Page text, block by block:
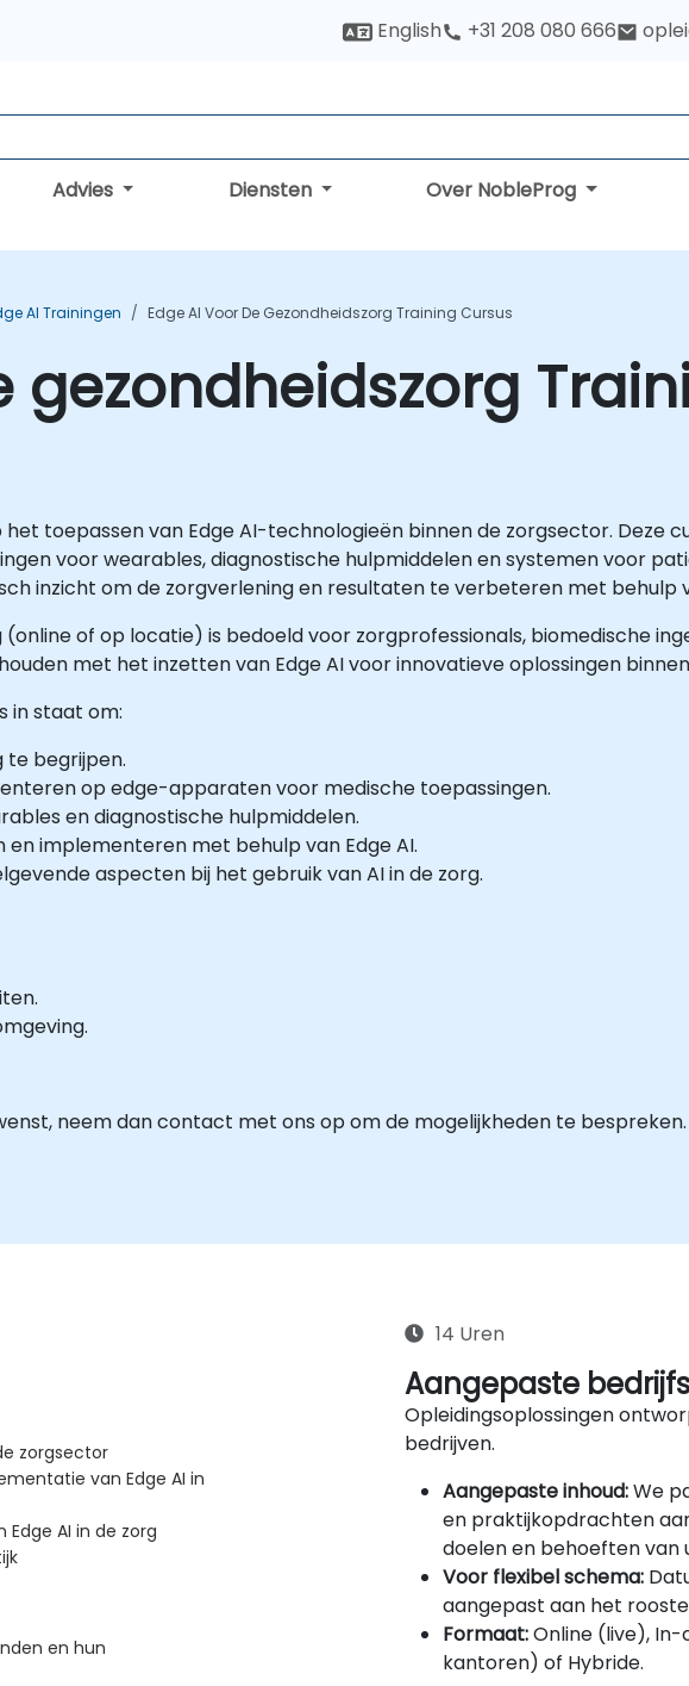
English +31 208 080 666
Advies Diensten Over NobleProg
AI Trainingen Edge AI Voor De Gezondheidszorg Training Cursus
gezondheidszorg
toepassen van Edge AI-technologieën binnen de zorgsector. Deze
voor wearables, diagnostische hulpmiddelen en systemen voor
inzicht om de zorgverlening en resultaten te verbeteren met behulp
of op locatie) is bedoeld voor zorgprofessionals, biomedische
met het inzetten van Edge AI voor innovatieve oplossingen
in staat om:
te begrijpen.
op edge-apparaten voor medische toepassingen.
en diagnostische hulpmiddelen.
implementeren met behulp van Edge AI.
aspecten bij het gebruik van AI in de zorg.
neem dan contact met ons op om de mogelijkheden te bespreken.
zorgsector
van Edge AI in
AI in de zorg
en hun
14 Uren
Aangepaste
Opleidingsoplossingen
bedrijven.
Aangepaste inhoud:We
en praktijkopdrachten
doelen en behoeften van
Voor flexibel schema:
aangepast aan het
Formaat:Online (live), In-
kantoren) of Hybride.